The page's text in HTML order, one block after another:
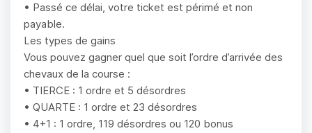
• Passé ce délai, votre ticket est périmé et non
payable.
Les types de gains
Vous pouvez gagner quel que soit l’ordre d’arrivée des
chevaux de la course :
• TIERCE : 1 ordre et 5 désordres
• QUARTE : 1 ordre et 23 désordres
• 4+1 : 1 ordre, 119 désordres ou 120 bonus